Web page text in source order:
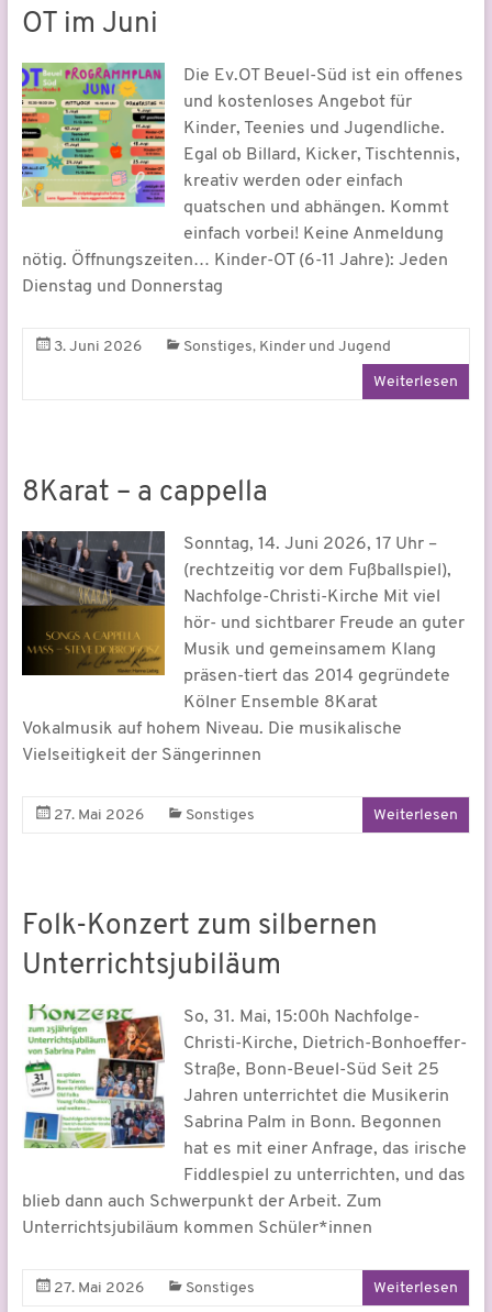
OT im Juni
Die Ev.OT Beuel-Süd ist ein offenes
und kostenloses Angebot für
Kinder, Teenies und Jugendliche.
Egal ob Billard, Kicker, Tischtennis,
kreativ werden oder einfach
quatschen und abhängen. Kommt
einfach vorbei! Keine Anmeldung
nötig. Öffnungszeiten… Kinder-OT (6-11 Jahre): Jeden
Dienstag und Donnerstag
3. Juni 2026 Sonstiges, Kinder und Jugend
Weiterlesen
8Karat – a cappella
Sonntag, 14. Juni 2026, 17 Uhr –
(rechtzeitig vor dem Fußballspiel),
Nachfolge-Christi-Kirche Mit viel
hör- und sichtbarer Freude an guter
Musik und gemeinsamem Klang
präsen-tiert das 2014 gegründete
Kölner Ensemble 8Karat
Vokalmusik auf hohem Niveau. Die musikalische
Vielseitigkeit der Sängerinnen
27. Mai 2026 Sonstiges Weiterlesen
Folk-Konzert zum silbernen
Unterrichtsjubiläum
So, 31. Mai, 15:00h Nachfolge-
Christi-Kirche, Dietrich-Bonhoeffer-
Straße, Bonn-Beuel-Süd Seit 25
Jahren unterrichtet die Musikerin
Sabrina Palm in Bonn. Begonnen
hat es mit einer Anfrage, das irische
Fiddlespiel zu unterrichten, und das
blieb dann auch Schwerpunkt der Arbeit. Zum
Unterrichtsjubiläum kommen Schüler*innen
27. Mai 2026 Sonstiges Weiterlesen